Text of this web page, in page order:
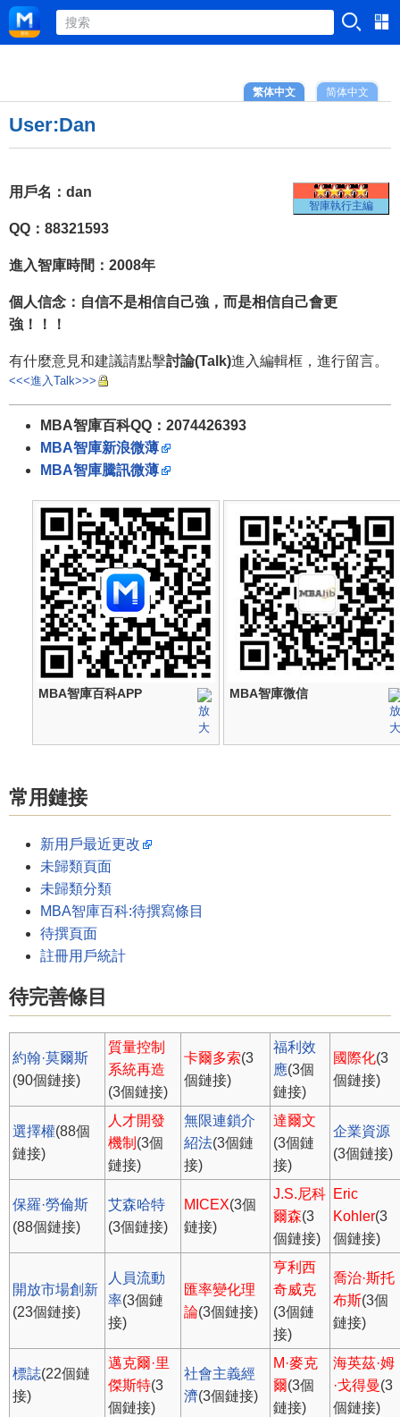
简体中文
繁体中文
User:Dan
智庫執行主編
用戶名：dan
QQ：88321593
進入智庫時間：2008年
個人信念：自信不是相信自己強，而是相信自己會更
強！！！
有什麼意見和建議請點擊討論(Talk)進入編輯框，進行留言。
<<<進入Talk>>>
MBA智庫百科QQ：2074426393
MBA智庫新浪微薄
MBA智庫騰訊微薄
MBA智庫百科APP MBA智庫微信
常用鏈接
新用戶最近更改
未歸類頁面
未歸類分類
MBA智庫百科:待撰寫條目
待撰頁面
註冊用戶統計
待完善條目
約翰·莫爾斯
(90個鏈接)
質量控制
系統再造
(3個鏈接)
卡爾多索(3
個鏈接)
福利效
應(3個
鏈接)
國際化(3
個鏈接)
選擇權(88個
鏈接)
人才開發
機制 (3個
鏈接)
無限連鎖介
紹法(3個鏈
接)
達爾文
(3個鏈
接)
企業資源
(3個鏈接)
保羅·勞倫斯
(88個鏈接)
艾森哈特
(3個鏈接)
MICEX(3個
鏈接)
J.S.尼科
爾森(3
個鏈接)
Eric
Kohler(3
個鏈接)
開放市場創新
(23個鏈接)
人員流動
率(3個鏈
接)
匯率變化理
論(3個鏈接)
亨利西
奇威克
(3個鏈
接)
喬治·斯托
布斯(3個
鏈接)
標誌(22個鏈
接)
邁克爾·里
傑斯特(3
個鏈接)
社會主義經
濟(3個鏈接)
M·麥克
爾(3個
鏈接)
海英茲·姆
·戈得曼(3
個鏈接)